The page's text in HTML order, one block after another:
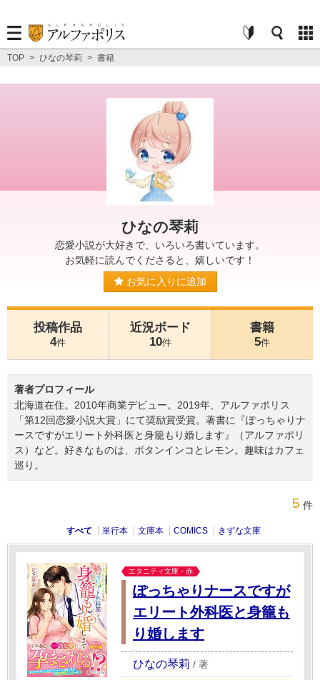
TOP > ひなの琴莉 > 書籍
ひなの琴莉
恋愛小説が大好きで、いろいろ書いています。
お気軽に読んでくださると、嬉しいです！
お気に入りに追加
投稿作品
4件
近況ボード
10件
書籍
5件
著者プロフィール
北海道在住。2010年商業デビュー。2019年、アルファポリス
「第12回恋愛小説大賞」にて奨励賞受賞。著書に『ぽっちゃりナ
ースですがエリート外科医と身籠もり婚します』（アルファポリ
ス）など。好きなものは、ボタンインコとレモン。趣味はカフェ
巡り。
5 件
すべて 単行本 文庫本 COMICS きずな文庫
エタニティ文庫・赤
ぽっちゃりナースですが
エリート外科医と身籠も
り婚します
ひなの琴莉 / 著